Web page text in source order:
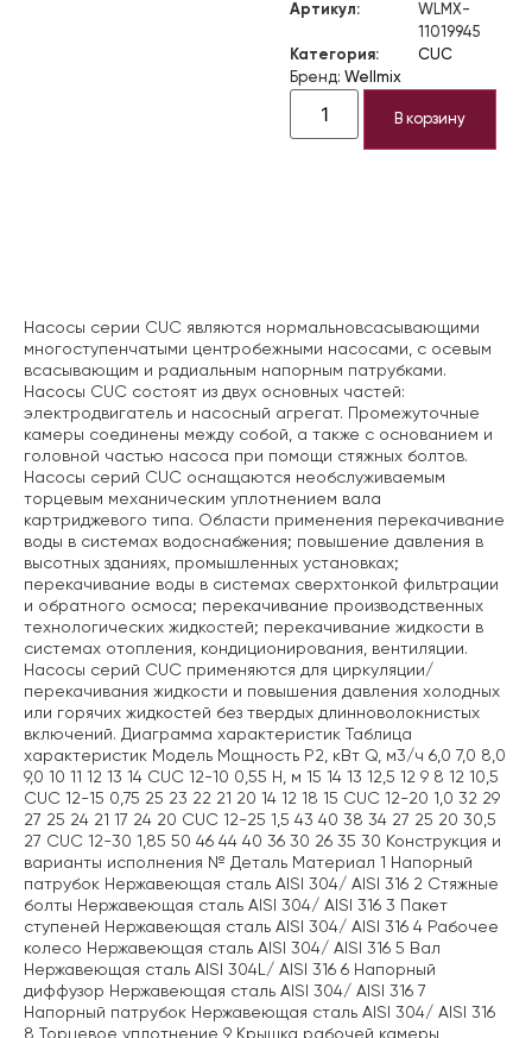
Артикул:
WLMX-
11019945
Категория:
CUC
Бренд: Wellmix
В корзину
Насосы серии CUC являются нормальновсасывающими
многоступенчатыми центробежными насосами, с осевым
всасывающим и радиальным напорным патрубками.
Насосы CUC состоят из двух основных частей:
электродвигатель и насосный агрегат. Промежуточные
камеры соединены между собой, а также с основанием и
головной частью насоса при помощи стяжных болтов.
Насосы серий CUC оснащаются необслуживаемым
торцевым механическим уплотнением вала
картриджевого типа. Области применения перекачивание
воды в системах водоснабжения; повышение давления в
высотных зданиях, промышленных установках;
перекачивание воды в системах сверхтонкой фильтрации
и обратного осмоса; перекачивание производственных
технологических жидкостей; перекачивание жидкости в
системах отопления, кондиционирования, вентиляции.
Насосы серий CUC применяются для циркуляции/
перекачивания жидкости и повышения давления холодных
или горячих жидкостей без твердых длинноволокнистых
включений. Диаграмма характеристик Таблица
характеристик Модель Мощность Р2, кВт Q, м3/ч 6,0 7,0 8,0
9,0 10 11 12 13 14 CUC 12-10 0,55 Н, м 15 14 13 12,5 12 9 8 12 10,5
CUC 12-15 0,75 25 23 22 21 20 14 12 18 15 CUC 12-20 1,0 32 29
27 25 24 21 17 24 20 CUC 12-25 1,5 43 40 38 34 27 25 20 30,5
27 CUC 12-30 1,85 50 46 44 40 36 30 26 35 30 Конструкция и
варианты исполнения № Деталь Материал 1 Напорный
патрубок Нержавеющая сталь AISI 304/ AISI 316 2 Стяжные
болты Нержавеющая сталь AISI 304/ AISI 316 3 Пакет
ступеней Нержавеющая сталь AISI 304/ AISI 316 4 Рабочее
колесо Нержавеющая сталь AISI 304/ AISI 316 5 Вал
Нержавеющая сталь AISI 304L/ AISI 316 6 Напорный
диффузор Нержавеющая сталь AISI 304/ AISI 316 7
Напорный патрубок Нержавеющая сталь AISI 304/ AISI 316
8 Торцевое уплотнение 9 Крышка рабочей камеры